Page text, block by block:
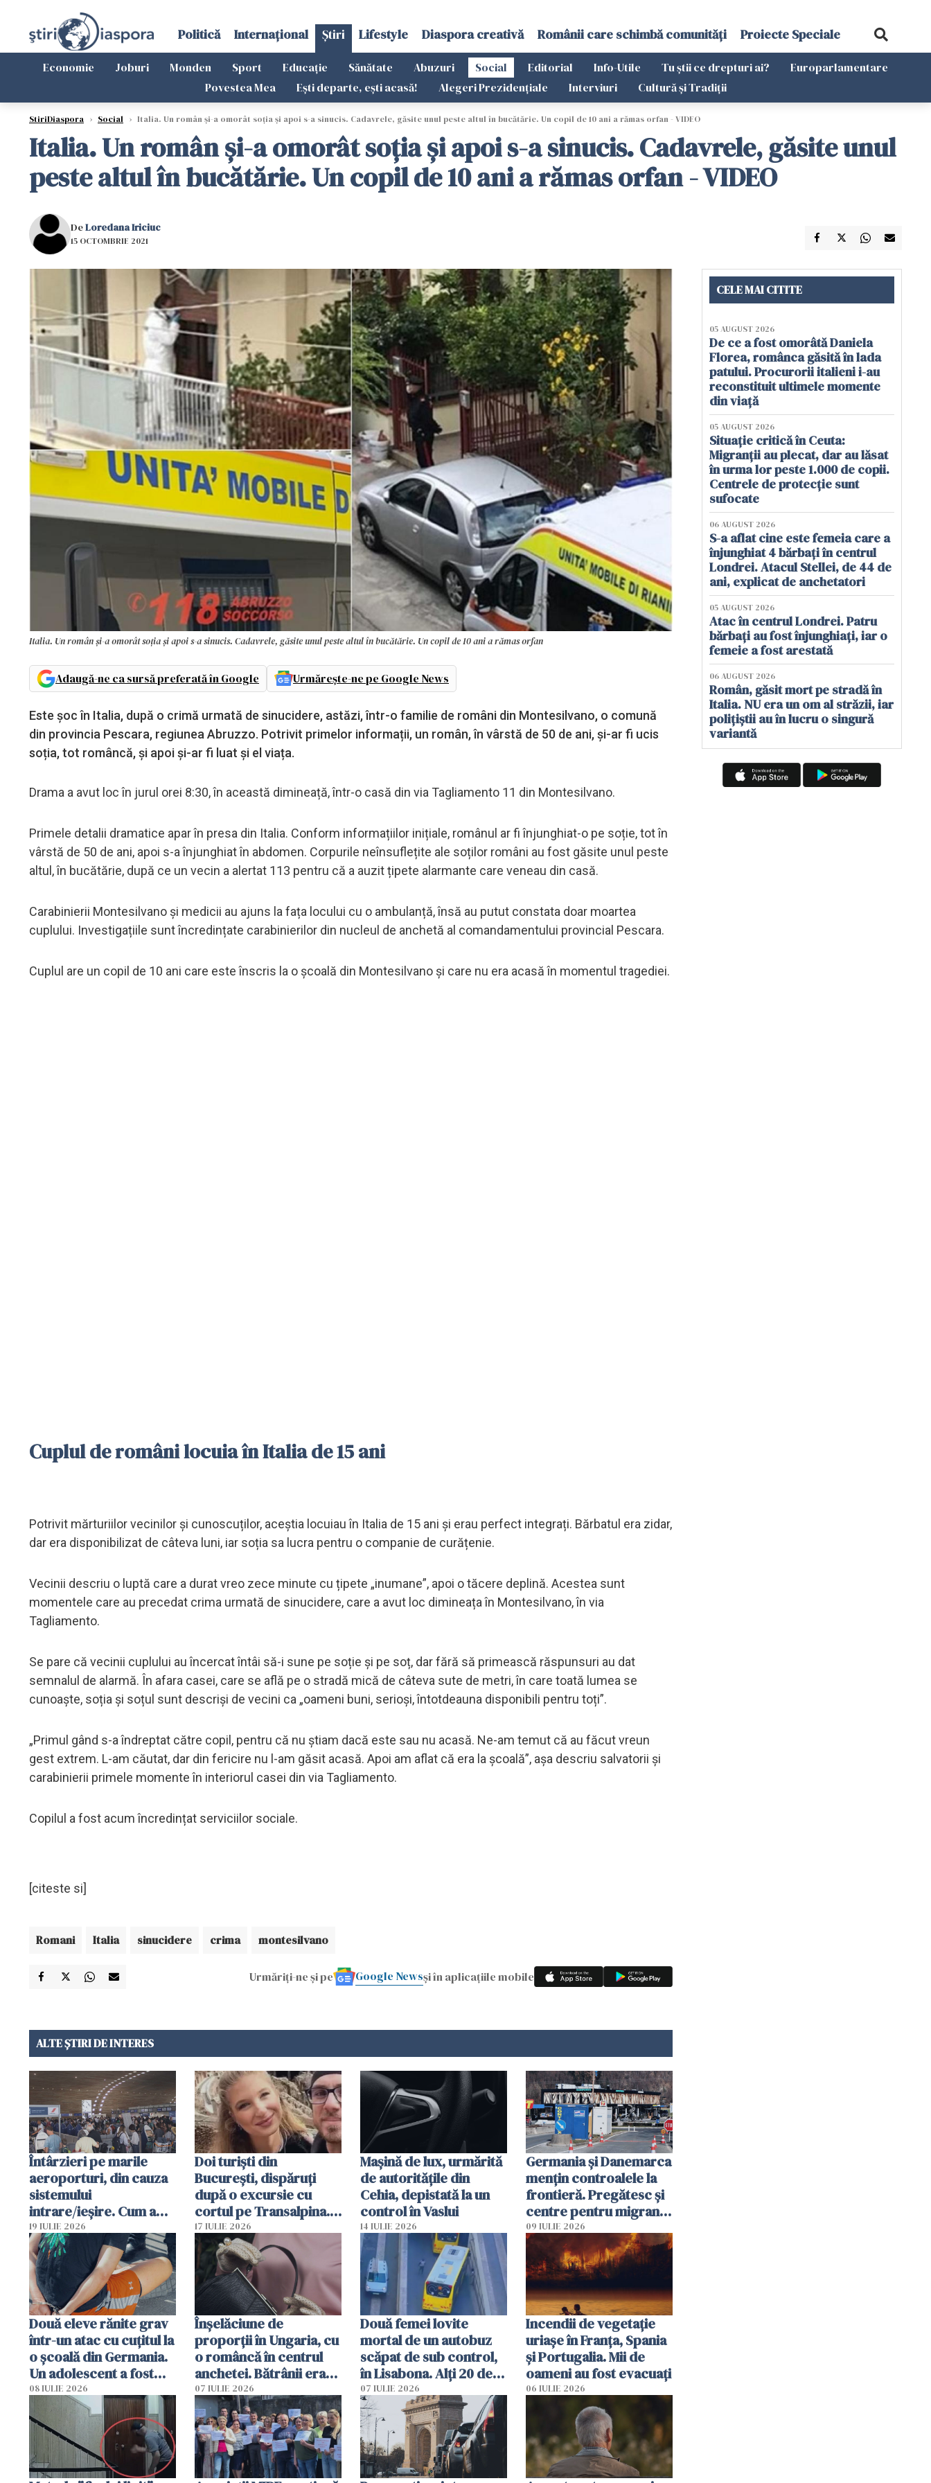
Politică Internațional Știri Lifestyle Diaspora creativă Românii care schimbă comunități Proiecte Speciale
Economie Joburi Monden Sport Educație Sănătate Abuzuri Social Editorial Info-Utile Tu știi ce drepturi ai?
Europarlamentare
Povestea Mea
Ești departe, ești acasă! Alegeri Prezidențiale Interviuri Cultură și Tradiții
StiriDiaspora › Social › Italia. Un român și-a omorât soția și apoi s-a sinucis. Cadavrele, găsite unul peste altul în bucătărie. Un copil de 10 ani a rămas orfan - VIDEO
Italia. Un român și-a omorât soția și apoi s-a sinucis. Cadavrele, găsite unul
peste altul în bucătărie. Un copil de 10 ani a rămas orfan - VIDEO
DeLoredana Iriciuc
15 OCTOMBRIE 2021
Italia. Un român și-a omorât soția și apoi s-a sinucis. Cadavrele, găsite unul peste altul în bucătărie. Un copil de 10 ani a rămas orfan
Adaugă-ne ca sursă preferată în Google Urmărește-ne pe Google News
Este șoc în Italia, după o crimă urmată de sinucidere, astăzi, într-o familie de români din Montesilvano, o comună
din provincia Pescara, regiunea Abruzzo. Potrivit primelor informații, un român, în vârstă de 50 de ani, și-ar fi ucis
soția, tot româncă, și apoi și-ar fi luat și el viața.
Drama a avut loc în jurul orei 8:30, în această dimineață, într-o casă din via Tagliamento 11 din Montesilvano.
Primele detalii dramatice apar în presa din Italia. Conform informațiilor inițiale, românul ar fi înjunghiat-o pe soție, tot în
vârstă de 50 de ani, apoi s-a înjunghiat în abdomen. Corpurile neînsuflețite ale soților români au fost găsite unul peste
altul, în bucătărie, după ce un vecin a alertat 113 pentru că a auzit țipete alarmante care veneau din casă.
Carabinierii Montesilvano și medicii au ajuns la fața locului cu o ambulanță, însă au putut constata doar moartea
cuplului. Investigațiile sunt încredințate carabinierilor din nucleul de anchetă al comandamentului provincial Pescara.
Cuplul are un copil de 10 ani care este înscris la o școală din Montesilvano și care nu era acasă în momentul tragediei.
Cuplul de români locuia în Italia de 15 ani
Potrivit mărturiilor vecinilor și cunoscuților, aceștia locuiau în Italia de 15 ani și erau perfect integrați. Bărbatul era zidar,
dar era disponibilizat de câteva luni, iar soția sa lucra pentru o companie de curățenie.
Vecinii descriu o luptă care a durat vreo zece minute cu țipete „inumane”, apoi o tăcere deplină. Acestea sunt
momentele care au precedat crima urmată de sinucidere, care a avut loc dimineața în Montesilvano, în via
Tagliamento.
Se pare că vecinii cuplului au încercat întâi să-i sune pe soție și pe soț, dar fără să primească răspunsuri au dat
semnalul de alarmă. În afara casei, care se află pe o stradă mică de câteva sute de metri, în care toată lumea se
cunoaște, soția și soțul sunt descriși de vecini ca „oameni buni, serioși, întotdeauna disponibili pentru toți”.
„Primul gând s-a îndreptat către copil, pentru că nu știam dacă este sau nu acasă. Ne-am temut că au făcut vreun
gest extrem. L-am căutat, dar din fericire nu l-am găsit acasă. Apoi am aflat că era la școală”, așa descriu salvatorii și
carabinierii primele momente în interiorul casei din via Tagliamento.
Copilul a fost acum încredințat serviciilor sociale.
[citeste si]
Romani Italia sinucidere crima montesilvano
Urmăriți-ne și pe Google Newsși în aplicațiile mobile
ALTE ȘTIRI DE INTERES
Întârzieri pe marile
aeroporturi, din cauza
sistemului
intrare/ieșire. Cum a
ajuns o femeie să fie
arestată în Cluj-Napoca
19 IULIE 2026
Doi turiști din
București, dispăruți
după o excursie cu
cortul pe Transalpina.
Poliția și familia îi caută
17 IULIE 2026
Mașină de lux, urmărită
de autoritățile din
Cehia, depistată la un
control în Vaslui
14 IULIE 2026
Germania și Danemarca
mențin controalele la
frontieră. Pregătesc și
centre pentru migranții
respinși din UE
09 IULIE 2026
Două eleve rănite grav
într-un atac cu cuțitul la
o școală din Germania.
Un adolescent a fost
arestat
08 IULIE 2026
Înșelăciune de
proporții în Ungaria, cu
o româncă în centrul
anchetei. Bătrânii erau
puși să lase la poartă
genți cu aur și bani
07 IULIE 2026
Două femei lovite
mortal de un autobuz
scăpat de sub control,
în Lisabona. Alți 20 de
oameni sunt răniți
07 IULIE 2026
Incendii de vegetație
uriașe în Franța, Spania
și Portugalia. Mii de
oameni au fost evacuați
06 IULIE 2026
CELE MAI CITITE
05 AUGUST 2026
De ce a fost omorâtă Daniela
Florea, românca găsită în lada
patului. Procurorii italieni i-au
reconstituit ultimele momente
din viață
05 AUGUST 2026
Situație critică în Ceuta:
Migranții au plecat, dar au lăsat
în urma lor peste 1.000 de copii.
Centrele de protecție sunt
sufocate
06 AUGUST 2026
S-a aflat cine este femeia care a
înjunghiat 4 bărbați în centrul
Londrei. Atacul Stellei, de 44 de
ani, explicat de anchetatori
05 AUGUST 2026
Atac în centrul Londrei. Patru
bărbați au fost înjunghiați, iar o
femeie a fost arestată
06 AUGUST 2026
Român, găsit mort pe stradă în
Italia. NU era un om al străzii, iar
polițiștii au în lucru o singură
variantă